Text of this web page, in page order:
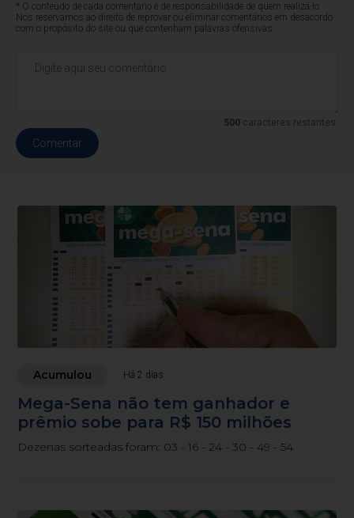
* O conteúdo de cada comentário é de responsabilidade de quem realizá-lo.
Nos reservamos ao direito de reprovar ou eliminar comentários em desacordo
com o propósito do site ou que contenham palavras ofensivas.
500caracteres restantes.
Comentar
Acumulou Há 2 dias
Mega-Sena não tem ganhador e
prêmio sobe para R$ 150 milhões
Dezenas sorteadas foram: 03 - 16 - 24 - 30 - 49 - 54